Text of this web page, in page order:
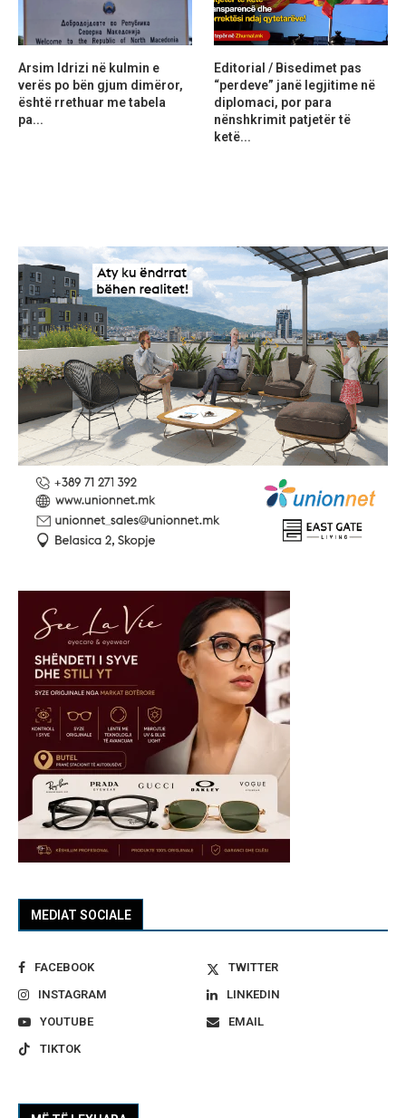
MEDIAT SOCIALE
FACEBOOK
TWITTER
INSTAGRAM
LINKEDIN
YOUTUBE
EMAIL
TIKTOK
Arsim Idrizi në kulmin e
verës po bën gjum dimëror,
është rrethuar me tabela
pa...
Editorial / Bisedimet pas
“perdeve” janë legjitime në
diplomaci, por para
nënshkrimit patjetër të
ketë...